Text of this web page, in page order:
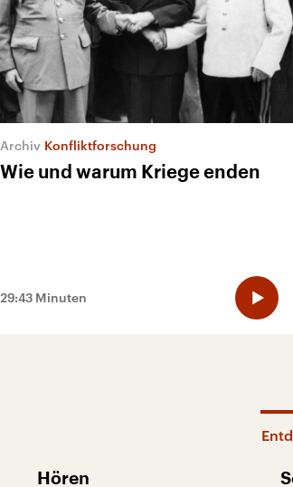
Konfliktforschung
Wie und warum Kriege enden
29:43 Minuten
Hören